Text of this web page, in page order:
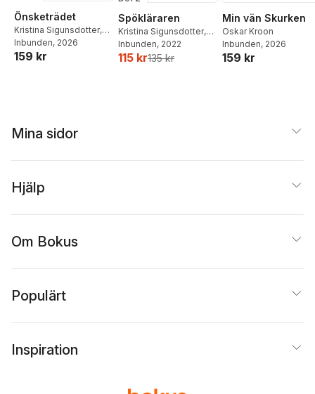
Önsketrädet
Kristina Sigunsdotter,
Signe Kjær
Inbunden, 2026
159 kr
Spökläraren
Kristina Sigunsdotter,
Jenny Jordahl
Inbunden, 2022
115 kr135 kr
Min vän Skurken
Oskar Kroon
Inbunden, 2026
159 kr
Mina sidor
Hjälp
Om Bokus
Populärt
Inspiration